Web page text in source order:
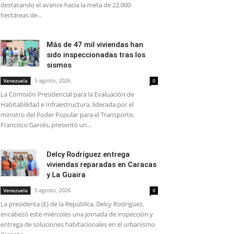
destacando el avance hacia la meta de 22.000
hectáreas de...
Más de 47 mil viviendas han
sido inspeccionadas tras los
sismos
Venezuela 5 agosto, 2026 0
La Comisión Presidencial para la Evaluación de
Habitabilidad e Infraestructura, liderada por el
ministro del Poder Popular para el Transporte,
Francisco Garcés, presentó un...
Delcy Rodríguez entrega
viviendas reparadas en Caracas
y La Guaira
Venezuela 5 agosto, 2026 0
La presidenta (E) de la República, Delcy Rodríguez,
encabezó este miércoles una jornada de inspección y
entrega de soluciones habitacionales en el urbanismo